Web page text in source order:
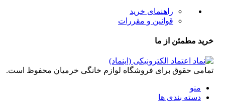
راهنمای خرید
قوانین و مقررات
خرید مطمئن از ما
تمامی حقوق برای فروشگاه لوازم خانگی خرمیان محفوظ است.
منو
دسته بندی ها